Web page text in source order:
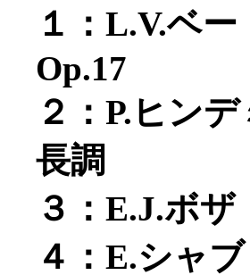
１：L.V.ベ
Op.17
２：P.ヒン
長調
３：E.J.ボ
４：E.シャ